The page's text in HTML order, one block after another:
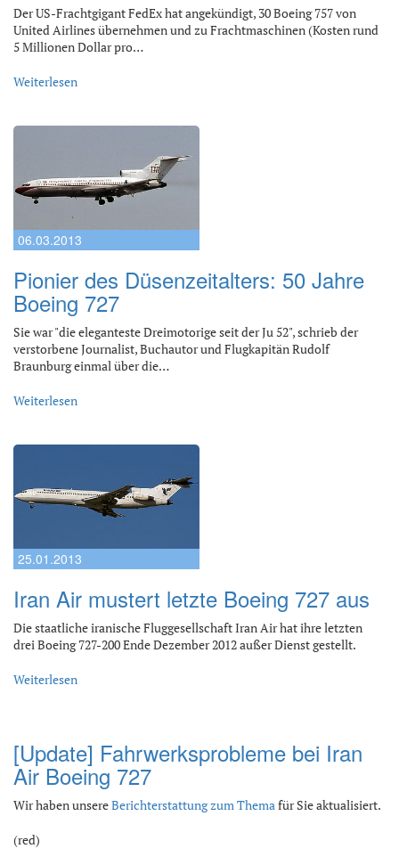
Der US-Frachtgigant FedEx hat angekündigt, 30 Boeing 757 von
United Airlines übernehmen und zu Frachtmaschinen (Kosten rund
5 Millionen Dollar pro…
Weiterlesen
06.03.2013
Pionier des Düsenzeitalters: 50 Jahre
Boeing 727
Sie war "die eleganteste Dreimotorige seit der Ju 52", schrieb der
verstorbene Journalist, Buchautor und Flugkapitän Rudolf
Braunburg einmal über die…
Weiterlesen
25.01.2013
Iran Air mustert letzte Boeing 727 aus
Die staatliche iranische Fluggesellschaft Iran Air hat ihre letzten
drei Boeing 727-200 Ende Dezember 2012 außer Dienst gestellt.
Weiterlesen
[Update] Fahrwerksprobleme bei Iran
Air Boeing 727
Wir haben unsereBerichterstattung zum Themafür Sie aktualisiert.
(red)